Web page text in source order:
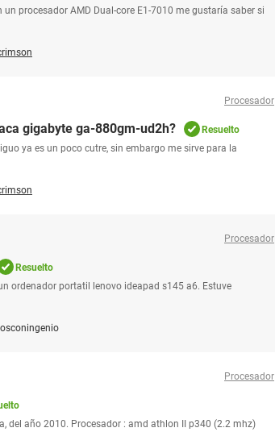
un procesador AMD Dual-core E1-7010 me gustaría saber si
Procesador
gigabyte ga-880gm-ud2h?
Resuelto
ya es un poco cutre, sin embargo me sirve para la
Procesador
Resuelto
ordenador portatil lenovo ideapad s145 a6. Estuve
Procesador
del año 2010. Procesador : amd athlon II p340 (2.2 mhz)